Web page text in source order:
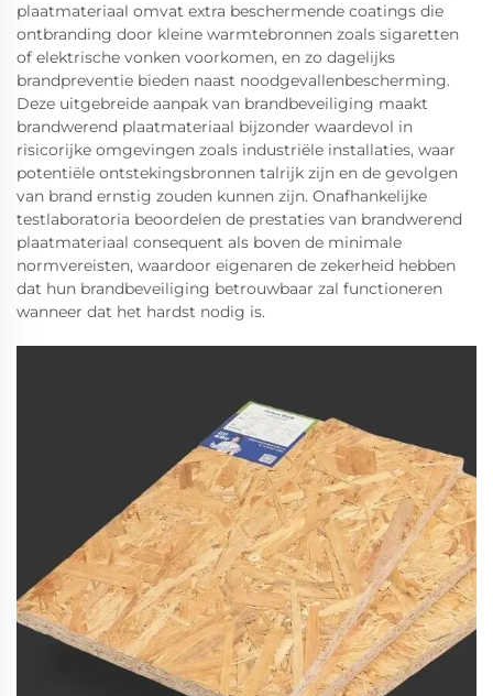
plaatmateriaal omvat extra beschermende coatings die
ontbranding door kleine warmtebronnen zoals sigaretten
of elektrische vonken voorkomen, en zo dagelijks
brandpreventie bieden naast noodgevallenbescherming.
Deze uitgebreide aanpak van brandbeveiliging maakt
brandwerend plaatmateriaal bijzonder waardevol in
risicorijke omgevingen zoals industriële installaties, waar
potentiële ontstekingsbronnen talrijk zijn en de gevolgen
van brand ernstig zouden kunnen zijn. Onafhankelijke
testlaboratoria beoordelen de prestaties van brandwerend
plaatmateriaal consequent als boven de minimale
normvereisten, waardoor eigenaren de zekerheid hebben
dat hun brandbeveiliging betrouwbaar zal functioneren
wanneer dat het hardst nodig is.